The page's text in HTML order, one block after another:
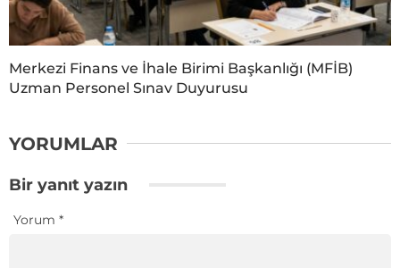
Merkezi Finans ve İhale Birimi Başkanlığı (MFİB)
Uzman Personel Sınav Duyurusu
YORUMLAR
Bir yanıt yazın
Yorum *